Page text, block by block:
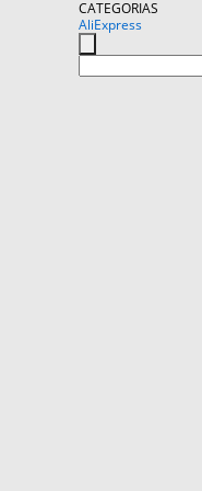
CATEGORIAS
AliExpress